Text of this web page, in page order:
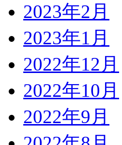
2023年2月
2023年1月
2022年12月
2022年10月
2022年9月